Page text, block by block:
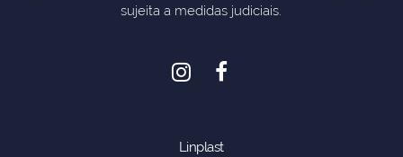
sujeita a medidas judiciais.
Linplast